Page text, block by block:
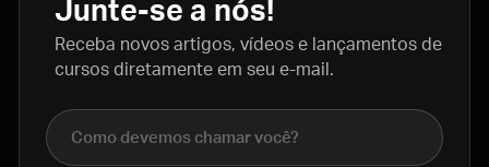
Junte-se a nós!
Receba novos artigos, vídeos e lançamentos de
cursos diretamente em seu e-mail.
Nome completo